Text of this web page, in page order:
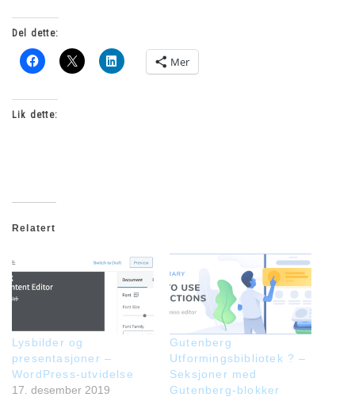
Del dette:
Mer
Lik dette:
Relatert
Lysbilder og
presentasjoner –
WordPress-utvidelse
17. desember 2019
Gutenberg
Utformingsbibliotek ? –
Seksjoner med
Gutenberg-blokker